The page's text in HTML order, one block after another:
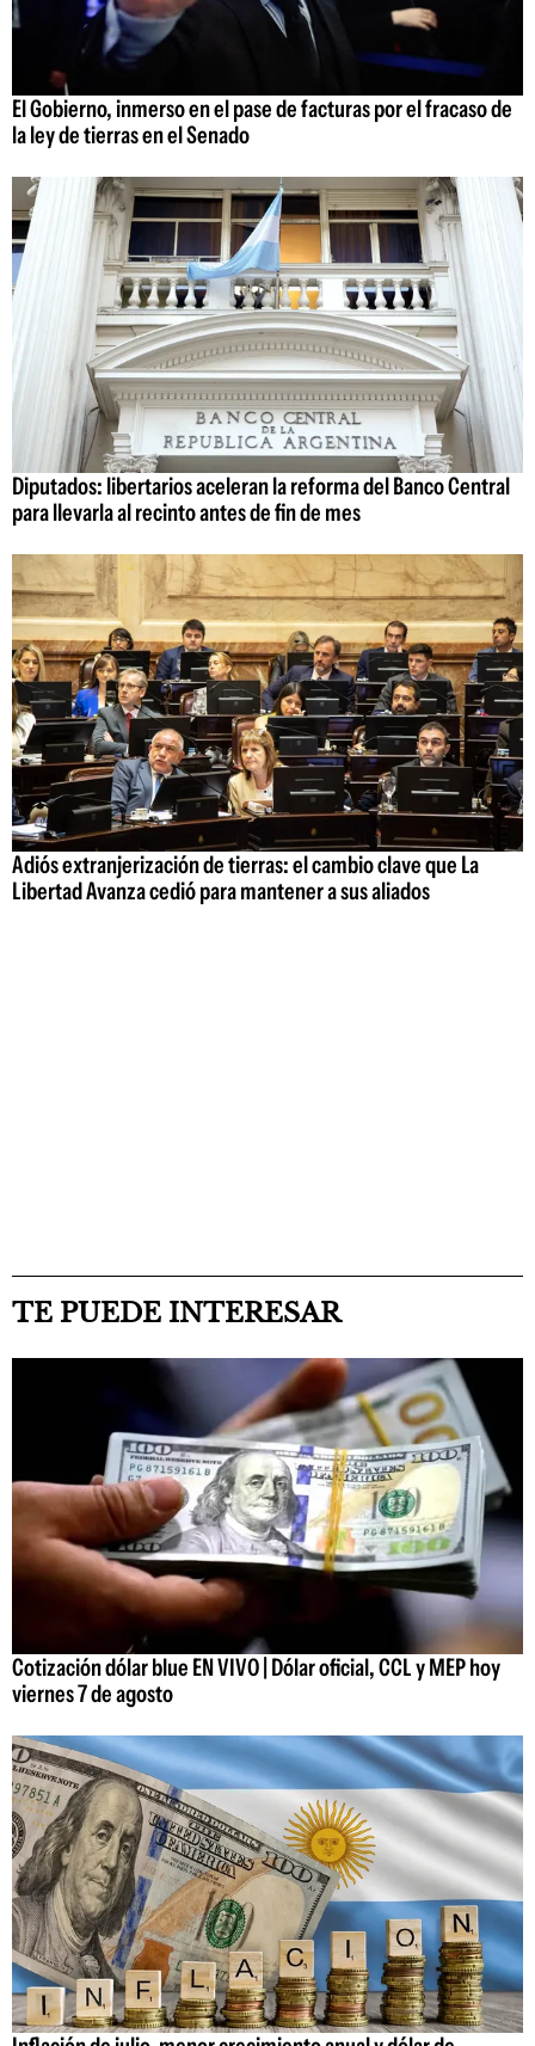
El Gobierno, inmerso en el pase de facturas por el fracaso de
la ley de tierras en el Senado
Diputados: libertarios aceleran la reforma del Banco Central
para llevarla al recinto antes de fin de mes
Adiós extranjerización de tierras: el cambio clave que La
Libertad Avanza cedió para mantener a sus aliados
TE PUEDE INTERESAR
Cotización dólar blue EN VIVO | Dólar oficial, CCL y MEP hoy
viernes 7 de agosto